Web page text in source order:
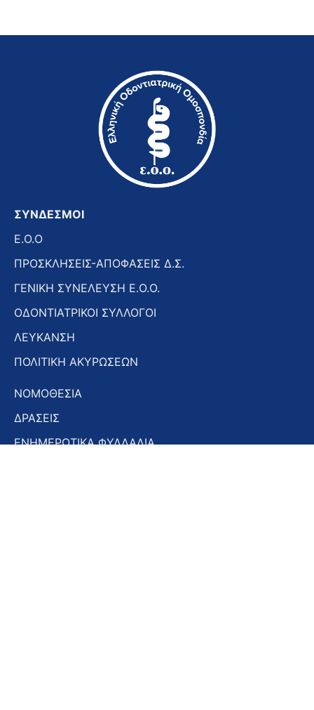
ΣΥΝΔΕΣΜΟΙ
E.O.O
ΠΡΟΣΚΛΗΣΕΙΣ-ΑΠΟΦΑΣΕΙΣ Δ.Σ.
ΓΕΝΙΚΗ ΣΥΝΕΛΕΥΣΗ Ε.Ο.Ο.
ΟΔΟΝΤΙΑΤΡΙΚΟΙ ΣΥΛΛΟΓΟΙ
ΛΕΥΚΑΝΣΗ
ΠΟΛΙΤΙΚΗ ΑΚΥΡΩΣΕΩΝ
ΝΟΜΟΘΕΣΙΑ
ΔΡΑΣΕΙΣ
ΕΝΗΜΕΡΩΤΙΚΑ ΦΥΛΛΑΔΙΑ